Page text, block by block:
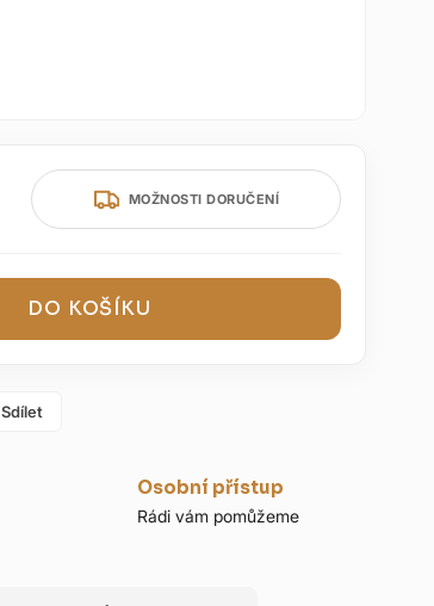
MOŽNOSTI DORUČENÍ
DO KOŠÍKU
Sdílet
Osobní přístup
Rádi vám pomůžeme